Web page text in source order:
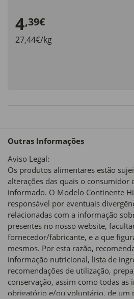
4,39€
27,44€/kg
Outras Informações
Aviso Legal:
Os produtos alimentares estão
alterações das quais o consumidor
informado. O Modelo Continente
responsável por eventuais
relacionadas com a informação
presentes no nosso website,
fornecedor/fabricante, e a que
mesmos. Por esta razão,
informação nutricional, lista de
recomendações de utilização,
conservação, assim como todas as
obrigatório e/ou voluntário, de um